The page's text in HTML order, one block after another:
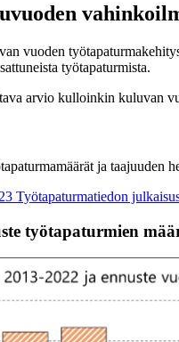
vuoden
työtapaturmista.
arvio kulloinkin kuluvan
ja taajuuden
Työtapaturmatiedon
työtapaturmien